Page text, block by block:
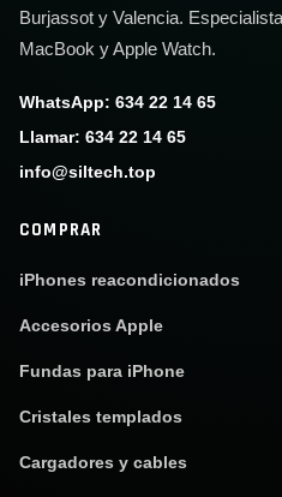
Burjassot y Valencia.
MacBook y Apple Watch.
WhatsApp: 634 22 14 65
Llamar: 634 22 14 65
info@siltech.top
COMPRAR
iPhones reacondicionados
Accesorios Apple
Fundas para iPhone
Cristales templados
Cargadores y cables